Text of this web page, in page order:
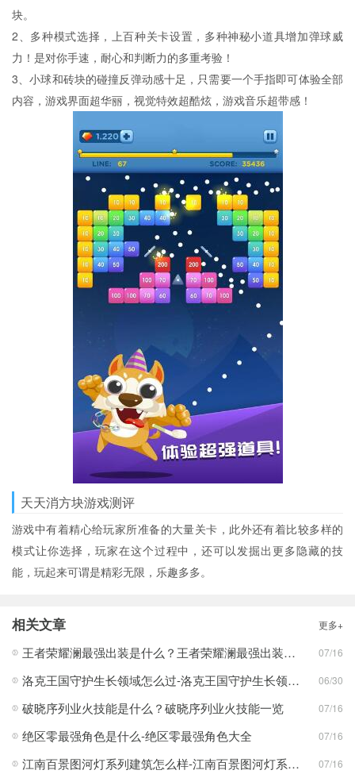
块。
2、多种模式选择，上百种关卡设置，多种神秘小道具增加弹球威
力！是对你手速，耐心和判断力的多重考验！
3、小球和砖块的碰撞反弹动感十足，只需要一个手指即可体验全部
内容，游戏界面超华丽，视觉特效超酷炫，游戏音乐超带感！
天天消方块游戏测评
游戏中有着精心给玩家所准备的大量关卡，此外还有着比较多样的
模式让你选择，玩家在这个过程中，还可以发掘出更多隐藏的技
能，玩起来可谓是精彩无限，乐趣多多。
相关文章 更多+
王者荣耀澜最强出装是什么？王者荣耀澜最强出装分享 07/16
洛克王国守护生长领域怎么过-洛克王国守护生长领域通关攻略 06/30
破晓序列业火技能是什么？破晓序列业火技能一览 07/16
绝区零最强角色是什么-绝区零最强角色大全 07/16
江南百景图河灯系列建筑怎么样-江南百景图河灯系列建筑分享 07/16